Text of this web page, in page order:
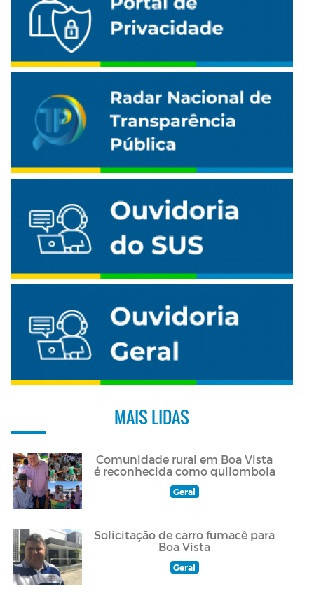
MAIS LIDAS
Comunidade rural em Boa Vista
é reconhecida como quilombola
Geral
Solicitação de carro fumacê para
Boa Vista
Geral